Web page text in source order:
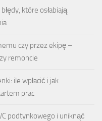
które osłabiają
czy przez ekipę –
remoncie
ile wpłacić i jak
prac
podtynkowego i uniknąć